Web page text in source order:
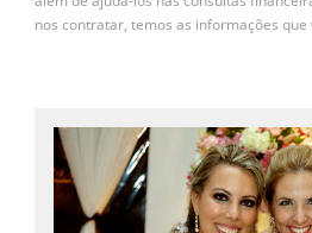
nos contratar, temos as informações que